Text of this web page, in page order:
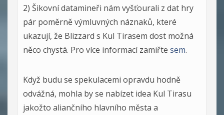
2) Šikovní datamineři nám vyšťourali z dat hry
pár poměrně výmluvných náznaků, které
ukazují, že Blizzard s Kul Tirasem dost možná
něco chystá. Pro více informací zamiřte sem.
Když budu se spekulacemi opravdu hodně
odvážná, mohla by se nabízet idea Kul Tirasu
jakožto aliančního hlavního města a